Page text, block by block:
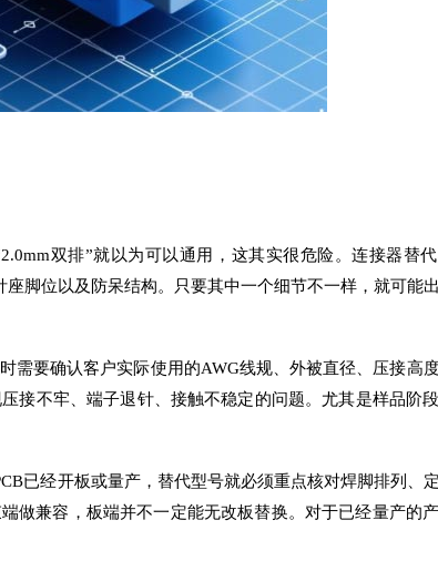
双排”就以为可以通用，这其实很危险。连接器替
脚位以及防呆结构。只要其中一个细节不一样，就可能出
需要确认客户实际使用的AWG线规、外被直径、压接高
接不牢、端子退针、接触不稳定的问题。尤其是样品阶段
已经开板或量产，替代型号就必须重点核对焊脚排列、
做兼容，板端并不一定能无改板替换。对于已经量产的